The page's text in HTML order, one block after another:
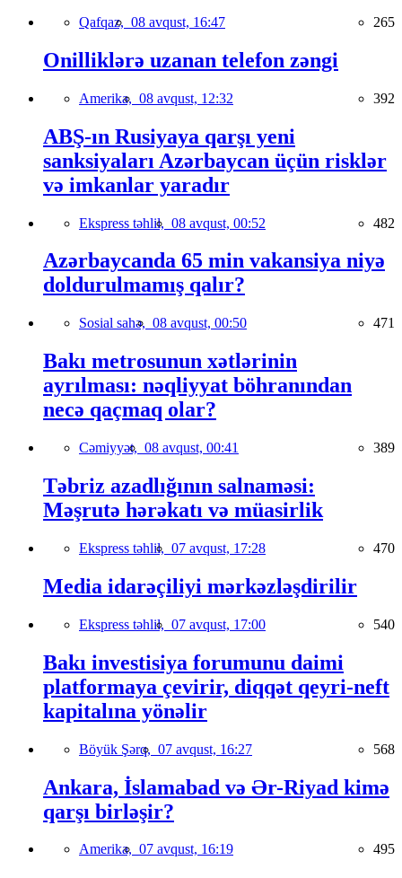
Qafqaz, 08 avqust, 16:47 265
Onilliklərə uzanan telefon zəngi
Amerika, 08 avqust, 12:32 392
ABŞ-ın Rusiyaya qarşı yeni
sanksiyaları Azərbaycan üçün risklər
və imkanlar yaradır
Ekspress təhlil, 08 avqust, 00:52 482
Azərbaycanda 65 min vakansiya niyə
doldurulmamış qalır?
Sosial sahə, 08 avqust, 00:50 471
Bakı metrosunun xətlərinin
ayrılması: nəqliyyat böhranından
necə qaçmaq olar?
Cəmiyyət, 08 avqust, 00:41 389
Təbriz azadlığının salnaməsi:
Məşrutə hərəkatı və müasirlik
Ekspress təhlil, 07 avqust, 17:28 470
Media idarəçiliyi mərkəzləşdirilir
Ekspress təhlil, 07 avqust, 17:00 540
Bakı investisiya forumunu daimi
platformaya çevirir, diqqət qeyri-neft
kapitalına yönəlir
Böyük Şərq, 07 avqust, 16:27 568
Ankara, İslamabad və Ər-Riyad kimə
qarşı birləşir?
Amerika, 07 avqust, 16:19 495